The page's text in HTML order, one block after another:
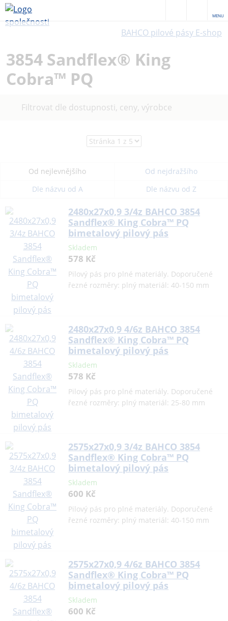
MENU
BAHCO pilové pásy E-shop
3854 Sandflex® King
Cobra™ PQ
Filtrovat dle dostupnosti, ceny, výrobce
Od nejlevnějšího
Od nejdražšího
Dle názvu od A
Dle názvu od Z
2480x27x0,9 3/4z BAHCO 3854
Sandflex® King Cobra™ PQ
bimetalový pilový pás
Skladem
578 Kč
Pilový pás pro plné materiály. Doporučené
řezné rozměry: plný materiál: 40-150 mm
2480x27x0,9 4/6z BAHCO 3854
Sandflex® King Cobra™ PQ
bimetalový pilový pás
Skladem
578 Kč
Pilový pás pro plné materiály. Doporučené
řezné rozměry: plný materiál: 25-80 mm
2575x27x0,9 3/4z BAHCO 3854
Sandflex® King Cobra™ PQ
bimetalový pilový pás
Skladem
600 Kč
Pilový pás pro plné materiály. Doporučené
řezné rozměry: plný materiál: 40-150 mm
2575x27x0,9 4/6z BAHCO 3854
Sandflex® King Cobra™ PQ
bimetalový pilový pás
Skladem
600 Kč